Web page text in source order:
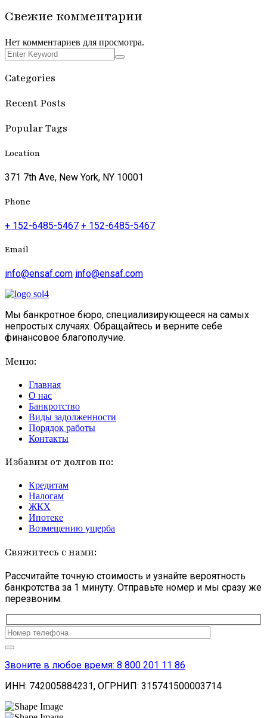
Свежие комментарии
Нет комментариев для просмотра.
Categories
Recent Posts
Popular Tags
Location
371 7th Ave, New York, NY 10001
Phone
+ 152-6485-5467 + 152-6485-5467
Email
info@ensaf.com info@ensaf.com
Мы банкротное бюро, специализирующееся на самых
непростых случаях. Обращайтесь и верните себе
финансовое благополучие.
Меню:
Главная
О нас
Банкротство
Виды задолженности
Порядок работы
Контакты
Избавим от долгов по:
Кредитам
Налогам
ЖКХ
Ипотеке
Возмещению ущерба
Свяжитесь с нами:
Рассчитайте точную стоимость и узнайте вероятность
банкротства за 1 минуту. Отправьте номер и мы сразу же
перезвоним.
Оставьте
это
поле
пустым.
Звоните в любое время: 8 800 201 11 86
ИНН: 742005884231, ОГРНИП: 315741500003714